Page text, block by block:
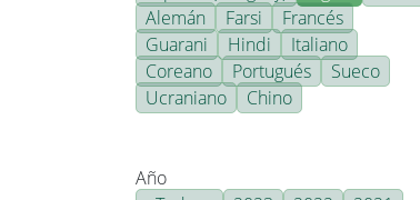
Alemán
Farsi
Francés
Guarani
Hindi
Italiano
Coreano
Portugués
Sueco
Ucraniano
Chino
Año